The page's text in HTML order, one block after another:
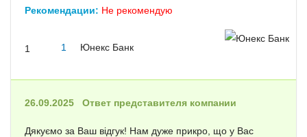
Рекомендации: Не рекомендую
1 1 Юнекс Банк
26.09.2025 Ответ представителя компании
Дякуємо за Ваш відгук! Нам дуже прикро, що у Вас